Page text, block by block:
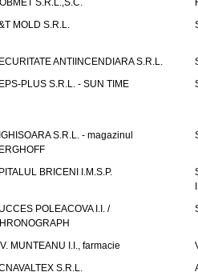
S.R.L.,S.C.
MOLD S.R.L.
ANTIINCENDIARA S.R.L.
PLUS S.R.L. - SUN TIME
S.R.L. - magazinul
BRICENI I.M.S.P.
POLEACOVA I.I. /
MUNTEANU I.I., farmacie
S.R.L.